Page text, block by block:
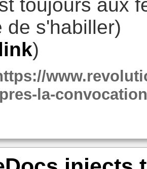
toujours aux
de s'habiller)
)
la-